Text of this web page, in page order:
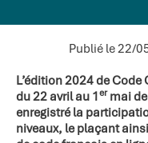
Publié le 22/
L’édition 2024 de
du 22 avril au 1ermai
enregistré la
niveaux, le plaçant